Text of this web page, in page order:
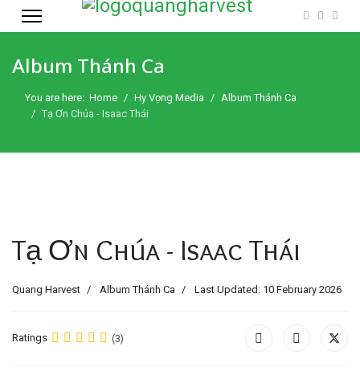
Album Thánh Ca
You are here: Home Hy Vọng Media
Album Thánh Ca
Tạ Ơn Chúa - Isaac Thái
Tạ Ơn Chúa - Isaac Thái
Quang Harvest Album Thánh Ca Last Updated: 10 February 2026
Ratings (3)